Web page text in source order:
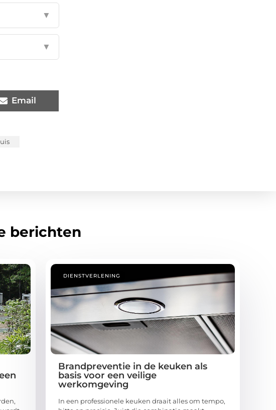
▼
▼
Email
berichten
DIENSTVERLENING
Brandpreventie in de keuken als
basis voor een veilige
werkomgeving
In een professionele keuken draait alles om tempo,